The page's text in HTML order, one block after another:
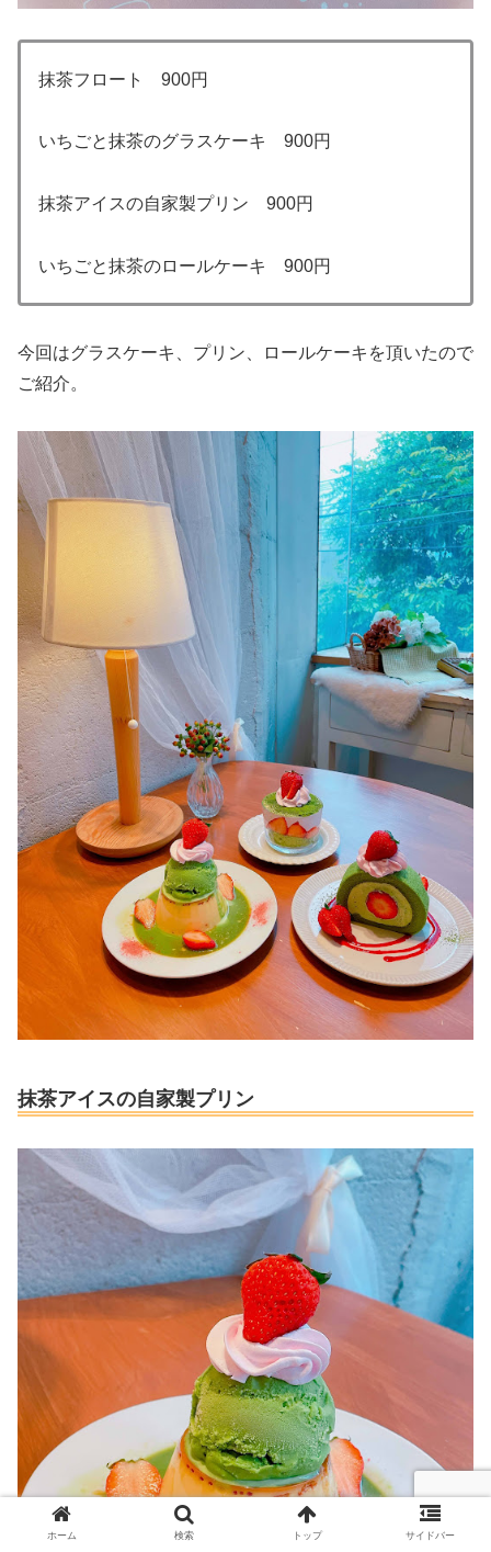
抹茶フロート 900円
いちごと抹茶のグラスケーキ 900円
抹茶アイスの自家製プリン 900円
いちごと抹茶のロールケーキ 900円
今回はグラスケーキ、プリン、ロールケーキを頂いたので
ご紹介。
抹茶アイスの自家製プリン
ホーム 検索 トップ サイドバー